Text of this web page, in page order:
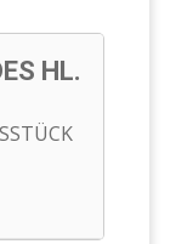
HL.